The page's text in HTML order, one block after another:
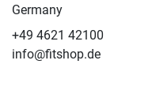
Germany
+49 4621 42100
info@fitshop.de